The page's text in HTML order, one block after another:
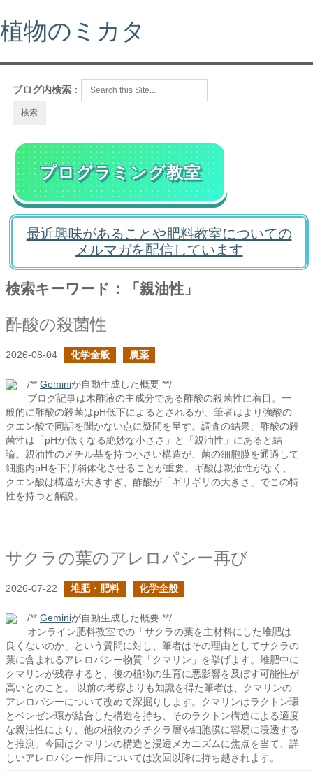
植物のミカタ
ブログ内検索 ：
プログラミング教室
最近興味があることや肥料教室についての
メルマガを配信しています
検索キーワード：「親油性」
酢酸の殺菌性
2026-08-04 化学全般 農薬
/** Geminiが自動生成した概要 **/
ブログ記事は木酢液の主成分である酢酸の殺菌性に着目。一
般的に酢酸の殺菌はpH低下によるとされるが、筆者はより強酸の
クエン酸で同話を聞かない点に疑問を呈す。調査の結果、酢酸の殺
菌性は「pHが低くなる絶妙な小ささ」と「親油性」にあると結
論。親油性のメチル基を持つ小さい構造が、菌の細胞膜を通過して
細胞内pHを下げ弱体化させることが重要。ギ酸は親油性がなく、
クエン酸は構造が大きすぎ、酢酸が「ギリギリの大きさ」でこの特
性を持つと解説。
サクラの葉のアレロパシー再び
2026-07-22 堆肥・肥料 化学全般
/** Geminiが自動生成した概要 **/
オンライン肥料教室での「サクラの葉を主材料にした堆肥は
良くないのか」という質問に対し、筆者はその理由としてサクラの
葉に含まれるアレロパシー物質「クマリン」を挙げます。堆肥中に
クマリンが残存すると、後の植物の生育に悪影響を及ぼす可能性が
高いとのこと。 以前の考察よりも知識を得た筆者は、クマリンの
アレロパシーについて改めて深掘りします。クマリンはラクトン環
とベンゼン環が結合した構造を持ち、そのラクトン構造による適度
な親油性により、他の植物のクチクラ層や細胞膜に容易に浸透する
と推測。今回はクマリンの構造と浸透メカニズムに焦点を当て、詳
しいアレロパシー作用については次回以降に持ち越されます。